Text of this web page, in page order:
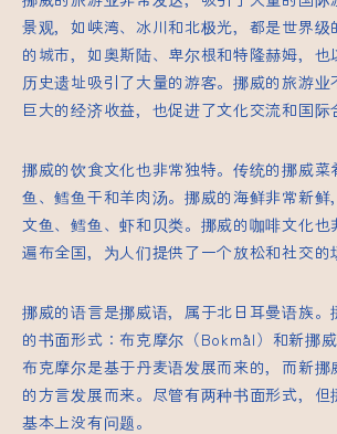
景观，如峡湾、冰川和北极光，都是世界级
的城市，如奥斯陆、卑尔根和特隆赫姆，也
历史遗址吸引了大量的游客。挪威的旅游业
巨大的经济收益，也促进了文化交流和国际
挪威的饮食文化也非常独特。传统的挪威菜
鱼、鳕鱼干和羊肉汤。挪威的海鲜非常新鲜
文鱼、鳕鱼、虾和贝类。挪威的咖啡文化也
遍布全国，为人们提供了一个放松和社交的
挪威的语言是挪威语，属于北日耳曼语族。
的书面形式：布克摩尔（Bokmål）和新挪威
布克摩尔是基于丹麦语发展而来的，而新挪
的方言发展而来。尽管有两种书面形式，但
基本上没有问题。